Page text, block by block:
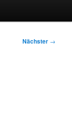
Nächster →